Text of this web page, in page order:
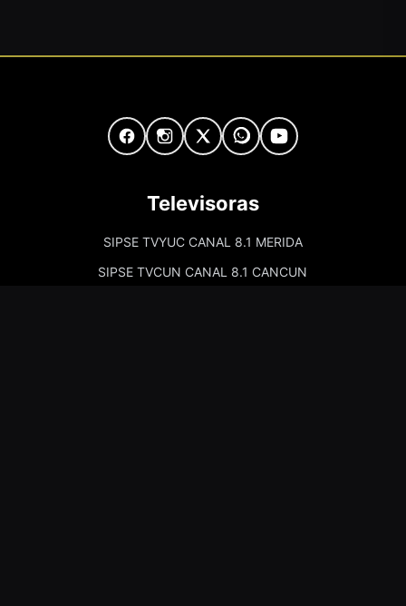
Televisoras
SIPSE TVYUC CANAL 8.1 MERIDA
SIPSE TVCUN CANAL 8.1 CANCUN